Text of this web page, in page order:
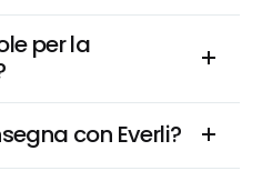
per la
con Everli?